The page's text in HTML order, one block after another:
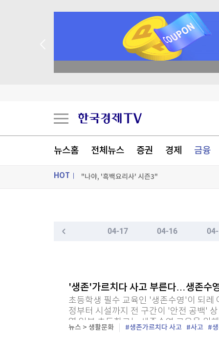
뉴스홈 전체뉴스 증권 경제 금융
HOT
[마켓스토리] 역대 최고 실적인데…웃지 못하는
[뉴욕증시-주간전망] 물가 지표에 금리인상 속도
[포토+] 박정민, '멋짐 가득한 모습~'
"나야, '흑백요리사' 시즌3"
[온에어] 국고처 2부
온로드 (ON ROAD) 인사이트
뉴스홈
글로벌경제
랭킹뉴스
04-17 04-16
'생존'가르치다 사고 부른다…생존수
초등학생 필수 교육인 '생존수영'이 되레
정부터 시설까지 전 구간이 '안전 공백'
역 일부 초등학교는 생존수영 교육을 위
뉴스 > 생활문화 생존가르치다 사고 사고